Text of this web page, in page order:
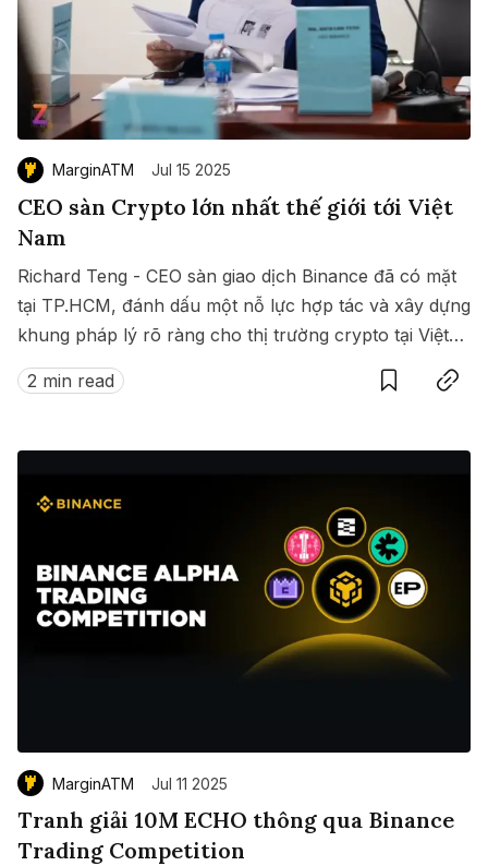
MarginATM Jul 15 2025
CEO sàn Crypto lớn nhất thế giới tới Việt
Nam
Richard Teng - CEO sàn giao dịch Binance đã có mặt
tại TP.HCM, đánh dấu một nỗ lực hợp tác và xây dựng
khung pháp lý rõ ràng cho thị trường crypto tại Việt
Nam.
2 min read
SaveCopy link
MarginATM Jul 11 2025
Tranh giải 10M ECHO thông qua Binance
Trading Competition